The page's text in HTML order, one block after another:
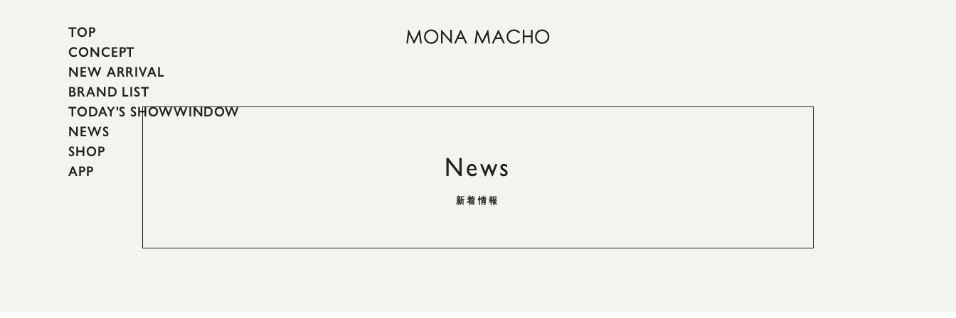
TOP
CONCEPT
NEW ARRIVAL
BRAND LIST
TODAY'S SHOWWINDOW
NEWS
SHOP
APP
News
新着情報